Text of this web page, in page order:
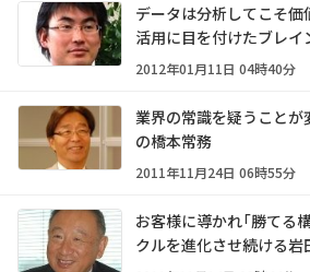
データは分析してこそ価
活用に目を付けたブレ
2012年01月11日 04時40分
業界の常識を疑うことが
の橋本常務
2011年11月24日 06時55分
お客様に導かれ「勝てる
クルを進化させ続ける岩